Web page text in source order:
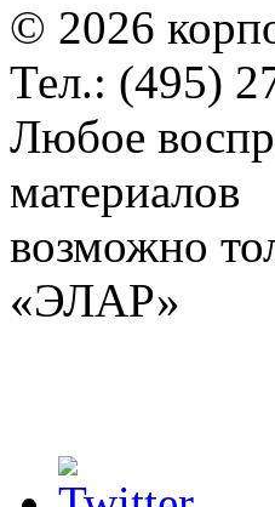
© 2026
Тел.: (495)
Любое
материалов
возможно
«ЭЛАР»